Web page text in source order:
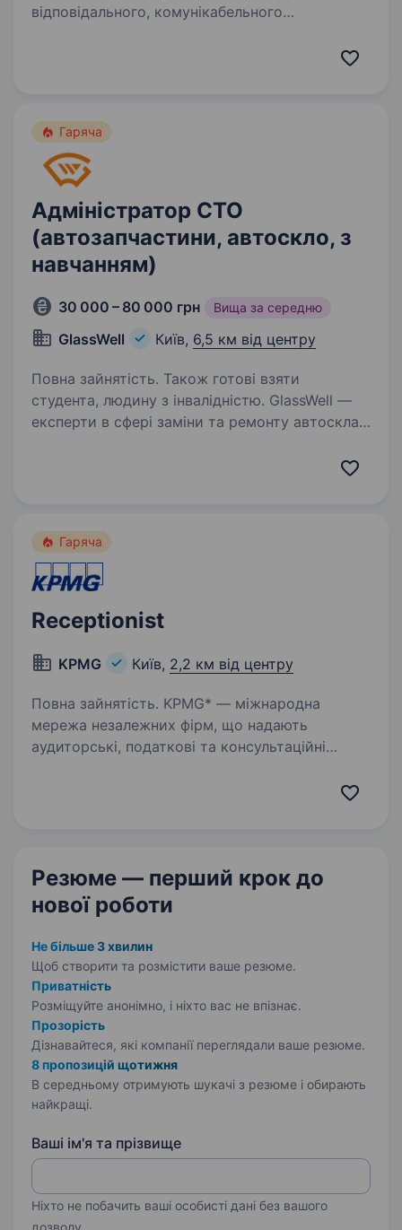
відповідального, комунікабельного
Гаряча
Адміністратор СТО
(автозапчастини, автоскло, з
навчанням)
30 000 – 80 000 грн Вища за середню
GlassWell Київ, 6,5 км від центру
Повна зайнятість. Також готові взяти
студента, людину з інвалідністю. GlassWell —
експерти в сфері заміни та ремонту автоскла,
мережа вже має 3 власні СТО, та понад 100
Гаряча
Receptionist
KPMG Київ, 2,2 км від центру
Повна зайнятість. KPMG* — міжнародна
мережа незалежних фірм, що надають
аудиторські, податкові та консультаційні
Резюме — перший крок до
нової роботи
Не більше 3 хвилин
Щоб створити та розмістити ваше резюме.
Приватність
Розміщуйте анонімно, і ніхто вас не впізнає.
Прозорість
Дізнавайтеся, які компанії переглядали ваше резюме.
8 пропозицій щотижня
В середньому отримують шукачі з резюме і обирають
найкращі.
Ваші ім'я та прізвище
Ніхто не побачить ваші особисті дані без вашого
дозволу.